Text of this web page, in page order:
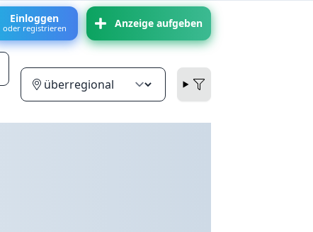
Einloggen
oder registrieren Anzeige aufgeben